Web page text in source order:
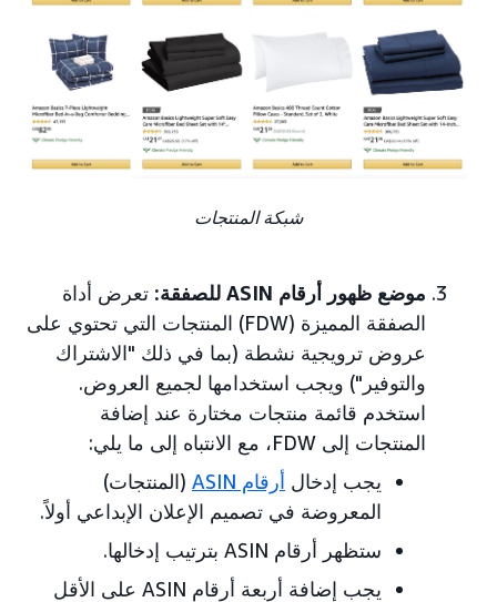
شبكة المنتجات
موضع ظهور أرقام ASIN للصفقة:
تعرض أداة
الصفقة المميزة (FDW) المنتجات التي تحتوي على
عروض ترويجية نشطة (بما في ذلك "الاشتراك
والتوفير") ويجب استخدامها لجميع العروض.
استخدم قائمة منتجات مختارة عند إضافة
المنتجات إلى FDW، مع الانتباه إلى ما يلي:
يجب إدخال أرقام ASIN
(المنتجات)
المعروضة في تصميم الإعلان الإبداعي أولاً.
ستظهر أرقام ASIN بترتيب إدخالها.
يجب إضافة أربعة أرقام ASIN على الأقل